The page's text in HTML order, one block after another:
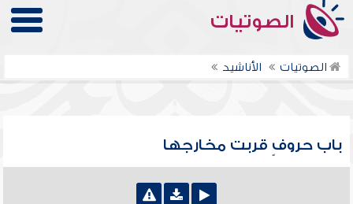
الصوتيات
الصوتيات الأناشيد
باب حروفٍ قربت مخارجها